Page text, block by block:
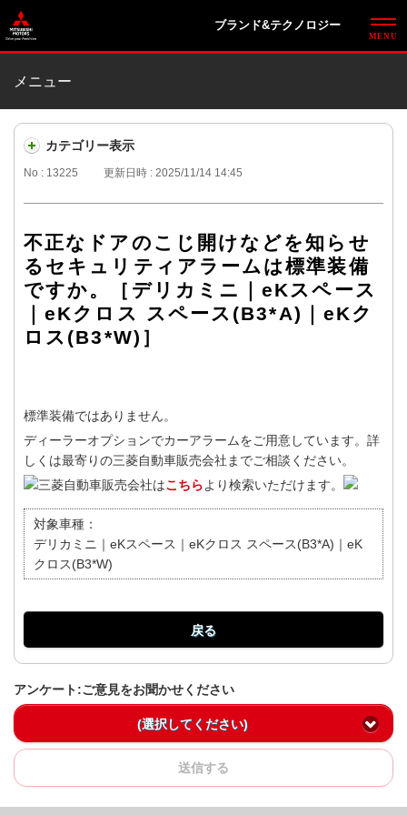
ブランド&テクノロジー
メニュー
カテゴリー表示
No : 13225 更新日時 : 2025/11/14 14:45
不正なドアのこじ開けなどを知らせ
るセキュリティアラームは標準装備
ですか。［デリカミニ｜eKスペース
｜eKクロス スペース(B3*A)｜eKク
ロス(B3*W)］
標準装備ではありません。
ディーラーオプションでカーアラームをご用意しています。詳
しくは最寄りの三菱自動車販売会社までご相談ください。
三菱自動車販売会社はこちらより検索いただけます。
対象車種：
デリカミニ｜eKスペース｜eKクロス スペース(B3*A)｜eK
クロス(B3*W)
戻る
アンケート:ご意見をお聞かせください
(選択してください)
送信する